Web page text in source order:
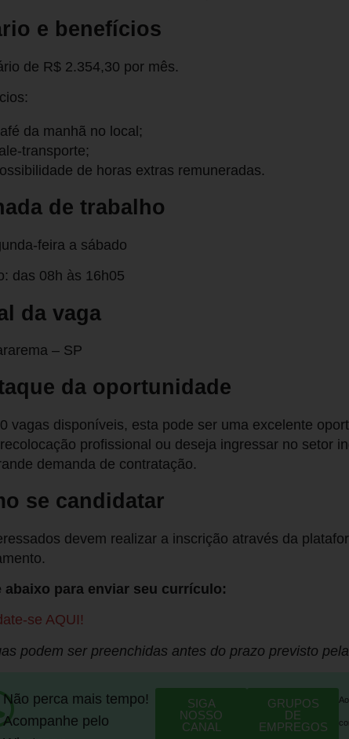
e benefícios
de R$ 2.354,30 por mês.
da manhã no local;
transporte;
de horas extras remuneradas.
de trabalho
feira a sábado
das 08h às 16h05
da vaga
– SP
da oportunidade
vagas disponíveis, esta pode ser uma excelente
profissional ou deseja ingressar no setor
demanda de contratação.
se candidatar
devem realizar a inscrição através da
abaixo para enviar seu currículo:
se AQUI!
podem ser preenchidas antes do prazo previsto
Não perca mais tempo!
Acompanhe pelo
SIGA
NOSSO
CANAL
GRUPOS
DE
EMPREGOS